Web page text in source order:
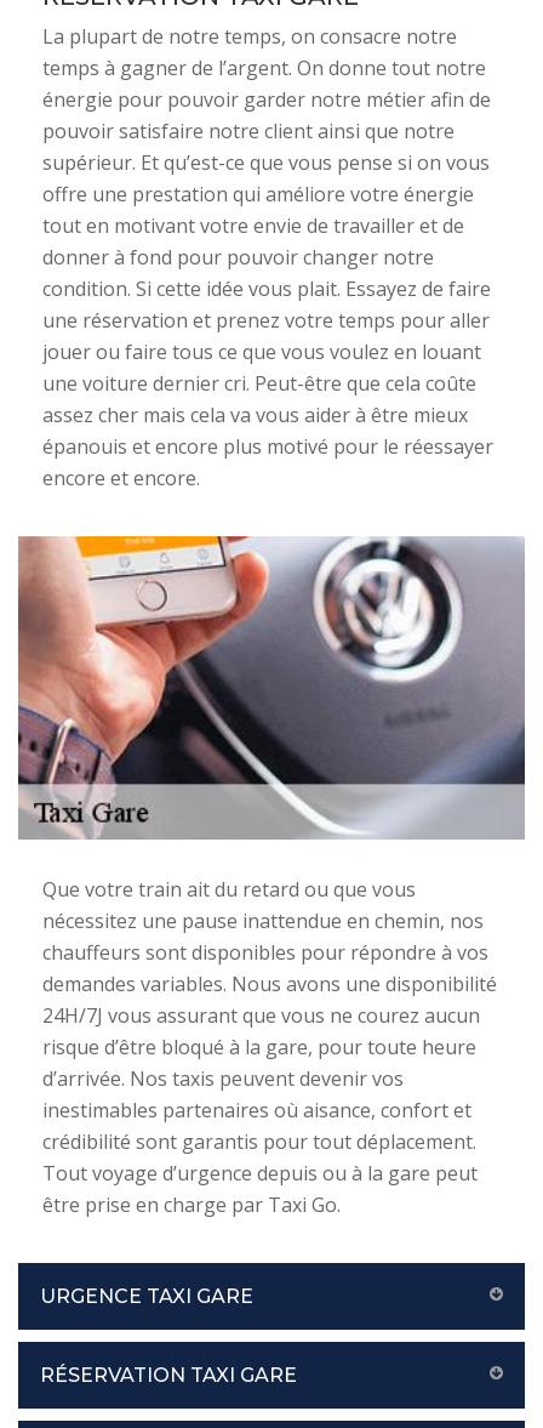
La plupart de notre temps, on consacre notre
temps à gagner de l’argent. On donne tout notre
énergie pour pouvoir garder notre métier afin de
pouvoir satisfaire notre client ainsi que notre
supérieur. Et qu’est-ce que vous pense si on vous
offre une prestation qui améliore votre énergie
tout en motivant votre envie de travailler et de
donner à fond pour pouvoir changer notre
condition. Si cette idée vous plait. Essayez de faire
une réservation et prenez votre temps pour aller
jouer ou faire tous ce que vous voulez en louant
une voiture dernier cri. Peut-être que cela coûte
assez cher mais cela va vous aider à être mieux
épanouis et encore plus motivé pour le réessayer
encore et encore.
Que votre train ait du retard ou que vous
nécessitez une pause inattendue en chemin, nos
chauffeurs sont disponibles pour répondre à vos
demandes variables. Nous avons une disponibilité
24H/7J vous assurant que vous ne courez aucun
risque d’être bloqué à la gare, pour toute heure
d’arrivée. Nos taxis peuvent devenir vos
inestimables partenaires où aisance, confort et
crédibilité sont garantis pour tout déplacement.
Tout voyage d’urgence depuis ou à la gare peut
être prise en charge par Taxi Go.
URGENCE TAXI GARE
RÉSERVATION TAXI GARE